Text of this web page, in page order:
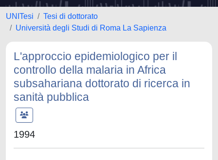
UNITesi
Tesi di dottorato
Università degli Studi di Roma La Sapienza
L'approccio epidemiologico per il
controllo della malaria in Africa
subsahariana dottorato di ricerca in
sanità pubblica
1994